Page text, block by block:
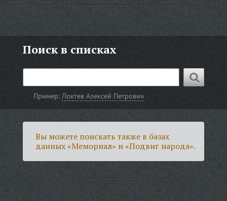
Поиск в списках
Пример:Локтев Алексей Петрович
Вы можете поискать также в базах
данных «Мемориал» и «Подвиг народа».